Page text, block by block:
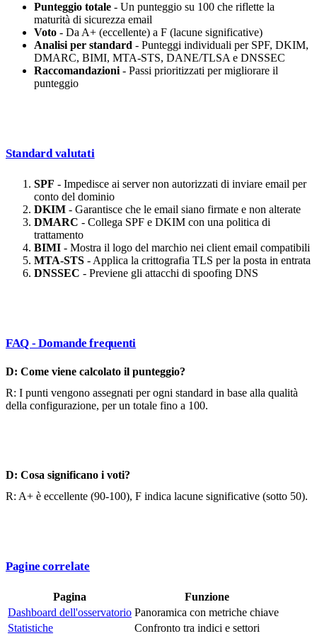
Punteggio totale - Un punteggio su 100 che riflette la
maturità di sicurezza email
Voto - Da A+ (eccellente) a F (lacune significative)
Analisi per standard - Punteggi individuali per SPF, DKIM,
DMARC, BIMI, MTA-STS, DANE/TLSA e DNSSEC
Raccomandazioni - Passi prioritizzati per migliorare il
punteggio
Standard valutati
SPF - Impedisce ai server non autorizzati di inviare email per
conto del dominio
DKIM - Garantisce che le email siano firmate e non alterate
DMARC - Collega SPF e DKIM con una politica di
trattamento
BIMI - Mostra il logo del marchio nei client email compatibili
MTA-STS - Applica la crittografia TLS per la posta in entrata
DNSSEC - Previene gli attacchi di spoofing DNS
FAQ - Domande frequenti
D: Come viene calcolato il punteggio?
R: I punti vengono assegnati per ogni standard in base alla qualità
della configurazione, per un totale fino a 100.
D: Cosa significano i voti?
R: A+ è eccellente (90-100), F indica lacune significative (sotto 50).
Pagine correlate
Pagina
Funzione
Dashboard dell'osservatorio Panoramica con metriche chiave
Statistiche
Confronto tra indici e settori